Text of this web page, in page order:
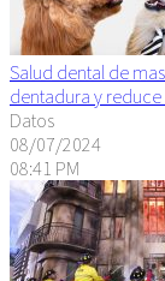
Salud dental de
dentadura y reduce
Datos
08/07/2024
08:41 PM